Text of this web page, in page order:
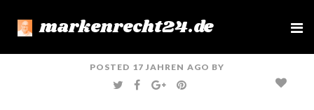
markenrecht24.de
e
POSTED 17 JAHREN AGO BY
T
W
F
A
G
O
P
I